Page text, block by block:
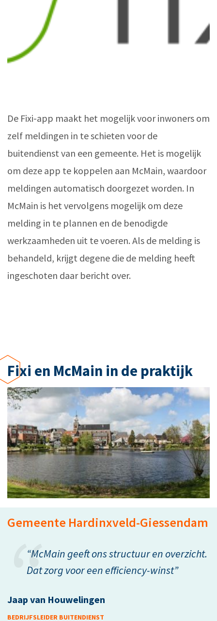
De Fixi-app maakt het mogelijk voor inwoners om
zelf meldingen in te schieten voor de
buitendienst van een gemeente. Het is mogelijk
om deze app te koppelen aan McMain, waardoor
meldingen automatisch doorgezet worden. In
McMain is het vervolgens mogelijk om deze
melding in te plannen en de benodigde
werkzaamheden uit te voeren. Als de melding is
behandeld, krijgt degene die de melding heeft
ingeschoten daar bericht over.
Fixi en McMain in de praktijk
Gemeente Hardinxveld-Giessendam
“McMain geeft ons structuur en overzicht.
Dat zorg voor een efficiency-winst”
Jaap van Houwelingen
BEDRIJFSLEIDER BUITENDIENST